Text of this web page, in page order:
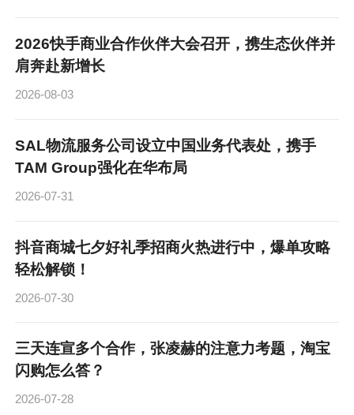
2026快手商业合作伙伴大会召开，携生态伙伴并
肩奔赴新增长
2026-08-03
SAL物流服务公司设立中国业务代表处，携手
TAM Group强化在华布局
2026-07-31
抖音商城七夕好礼季招商火热进行中，爆单攻略
轻松解锁！
2026-07-30
三天连宣多个合作，张凌赫的注意力考题，淘宝
闪购怎么答？
2026-07-28